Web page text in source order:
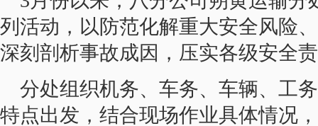
列活动，以防范化解重大安全风险
深刻剖析事故成因，压实各级安全
分处组织机务、车务、车辆、工
特点出发，结合现场作业具体情况